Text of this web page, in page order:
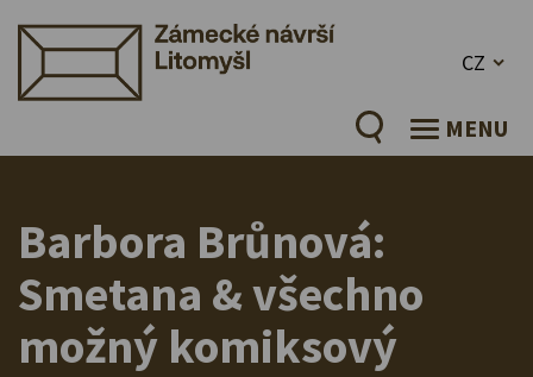
CZ
MENU
Barbora Brůnová:
Smetana & všechno
možný komiksový